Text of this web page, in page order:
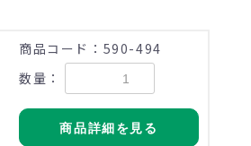
商品コード：590-494
数量：
商品詳細を見る